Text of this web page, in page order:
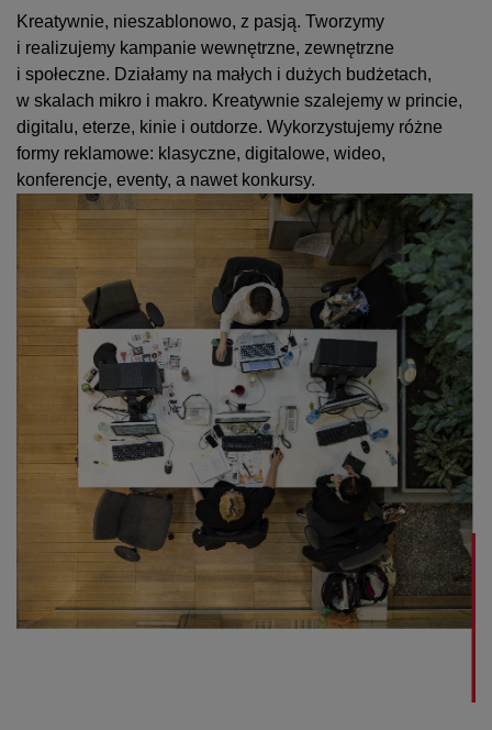
Kreatywnie, nieszablonowo, z pasją. Tworzymy
i realizujemy kampanie wewnętrzne, zewnętrzne
i społeczne. Działamy na małych i dużych budżetach,
w skalach mikro i makro. Kreatywnie szalejemy w princie,
digitalu, eterze, kinie i outdorze. Wykorzystujemy różne
formy reklamowe: klasyczne, digitalowe, wideo,
konferencje, eventy, a nawet konkursy.